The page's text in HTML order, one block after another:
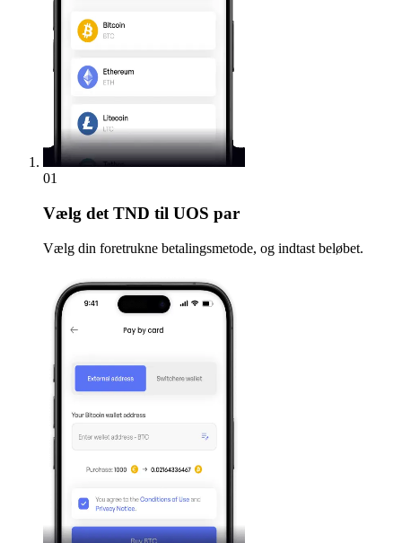
01
Vælg det TND til UOS par
Vælg din foretrukne betalingsmetode, og indtast beløbet.